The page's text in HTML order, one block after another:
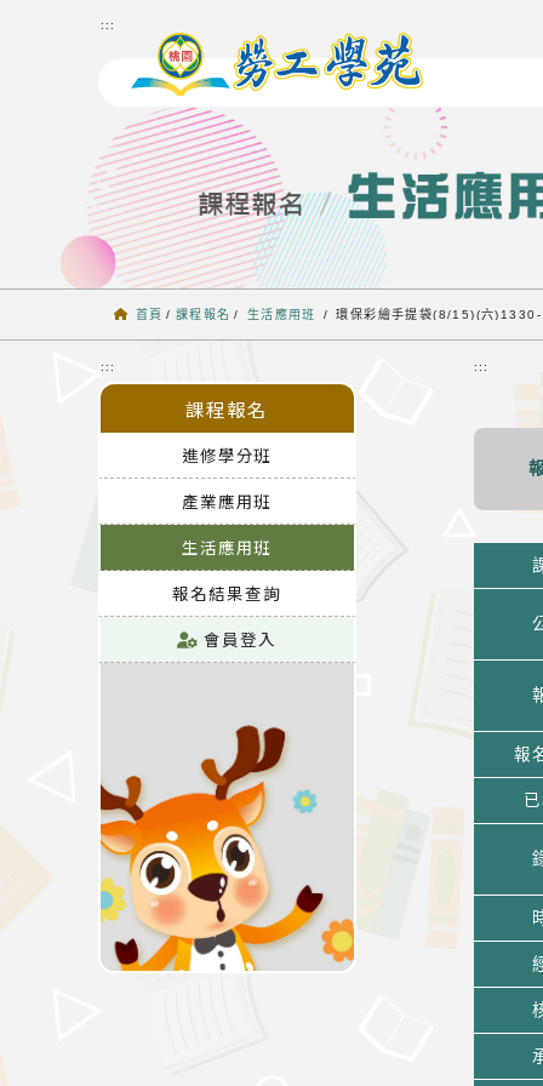
跳到主要內容:::
首頁 / 課程報名 / 生活應用班 / 環保彩繪手提袋(8/15)(六
:::
課程報名
進修學分班
產業應用班
生活應用班
報名結果查詢
會員登入
:::
報